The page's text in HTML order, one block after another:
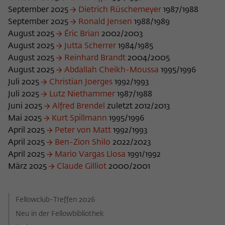
September 2025
Dietrich Rüschemeyer 1987/1988
September 2025
Ronald Jensen 1988/1989
August 2025
Éric Brian 2002/2003
August 2025
Jutta Scherrer 1984/1985
August 2025
Reinhard Brandt 2004/2005
August 2025
Abdallah Cheikh-Moussa 1995/1996
Juli 2025
Christian Joerges 1992/1993
Juli 2025
Lutz Niethammer 1987/1988
Juni 2025
Alfred Brendel zuletzt 2012/2013
Mai 2025
Kurt Spillmann 1995/1996
April 2025
Peter von Matt 1992/1993
April 2025
Ben-Zion Shilo 2022/2023
April 2025
Mario Vargas Llosa 1991/1992
März 2025
Claude Gilliot 2000/2001
Fellowclub-Treffen 2026
Neu in der Fellowbibliothek
Name fe_typo_user
Anbieter Wissenschaftskolleg zu Berlin
Session-Dauer
Zweck
Dieses Cookie dient zur Identifizierung
einer Session-ID bei der Anmeldung am
internen Bereich der Webseite des
Wissenschaftskollegs.
nicht an Dritte weitergegeben.
_pk_id
Anbieter Matomo
Laufzeit 13 Monate
Zweck
Dieses Cookie dient dazu, den/die
Besucher:in über eine Besucher-ID
zuzuordnen.
Name _pk_ref
Anbieter Matomo
Dieses Cookie dient dazu, zu speichern,
Cookie-Informationen anzeigen
Externe Inhalte
Wir verwenden auf unserer Webseite externe Inhalte, um
Ihnen zusätzliche Informationen anzubieten. Diese externen
Inhalte sind Videos der Video-Plattform Vimeo, Inhalte des
Nachrichtendienstes Bluesky und Karten der
OpenStreetMap Foundation (OSMF). Wenn Sie der
Darstellung externer Inhalte zustimmen, verwendet Vimeo
den lokalen Speicher des Browsers, um Informationen über
Ihre Nutzung der Videos zu speichern (z.B. Häufigkeit des
Aufrufes, Dauer der Abspielzeit, etc). Außerdem willigen Sie
ein, dass eine Verbindung zu den externen Diensten ggf. in
sog. Drittstaaten wie den USA hergestellt wird, deren
das Risiko, dass Ihre Daten durch dortige Behörden, zu
Kontroll- und zu Überwachungszwecken, möglicherweise